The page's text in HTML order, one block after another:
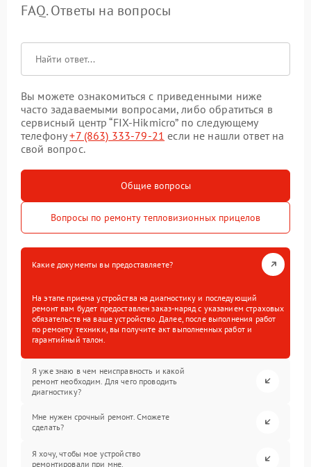
FAQ. Ответы на вопросы
Вы можете ознакомиться с приведенными ниже
часто задаваемыми вопросами, либо обратиться в
сервисный центр “FIX-Hikmicro” по следующему
телефону+7 (863) 333-79-21 если не нашли ответ на
свой вопрос.
Общие вопросы
Вопросы по ремонту тепловизионных прицелов
Какие документы вы предоставляете?
На этапе приема устройства на диагностику и последующий
ремонт вам будет предоставлен заказ-наряд с указанием страховых
обязательств на ваше устройство. Далее, после выполнения работ
по ремонту техники, вы получите акт выполненных работ и
гарантийный талон.
Я уже знаю в чем неисправность и какой
ремонт необходим. Для чего проводить
диагностику?
Мне нужен срочный ремонт. Сможете
сделать?
Я хочу, чтобы мое устройство
ремонтировали при мне.